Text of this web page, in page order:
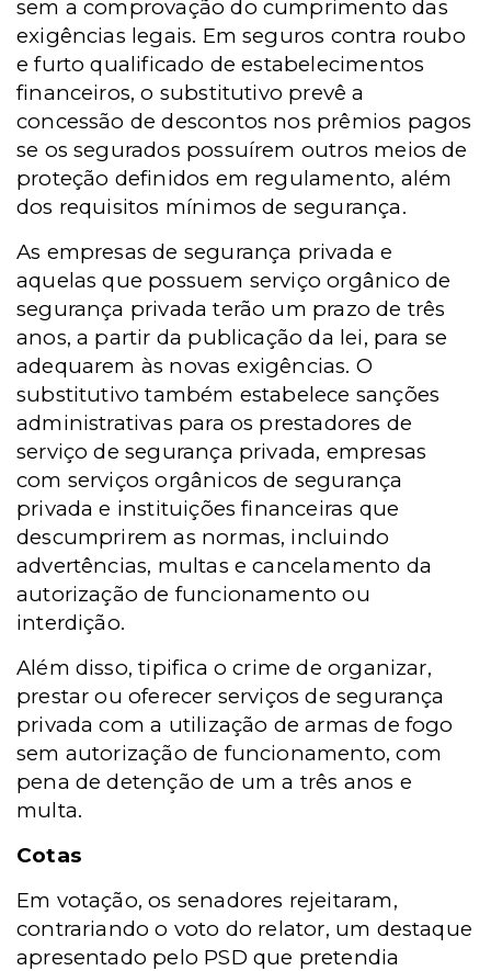
sem a comprovação do cumprimento das
exigências legais. Em seguros contra roubo
e furto qualificado de estabelecimentos
financeiros, o substitutivo prevê a
concessão de descontos nos prêmios pagos
se os segurados possuírem outros meios de
proteção definidos em regulamento, além
dos requisitos mínimos de segurança.
As empresas de segurança privada e
aquelas que possuem serviço orgânico de
segurança privada terão um prazo de três
anos, a partir da publicação da lei, para se
adequarem às novas exigências. O
substitutivo também estabelece sanções
administrativas para os prestadores de
serviço de segurança privada, empresas
com serviços orgânicos de segurança
privada e instituições financeiras que
descumprirem as normas, incluindo
advertências, multas e cancelamento da
autorização de funcionamento ou
interdição.
Além disso, tipifica o crime de organizar,
prestar ou oferecer serviços de segurança
privada com a utilização de armas de fogo
sem autorização de funcionamento, com
pena de detenção de um a três anos e
multa.
Cotas
Em votação, os senadores rejeitaram,
contrariando o voto do relator, um destaque
apresentado pelo PSD que pretendia